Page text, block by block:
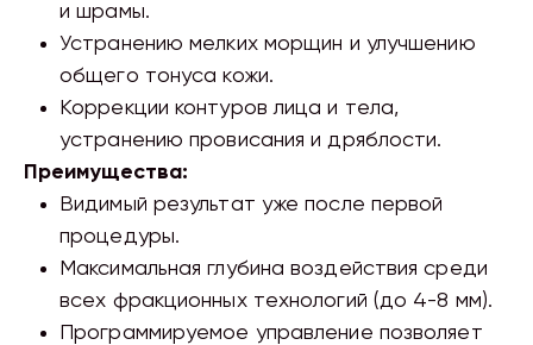
и шрамы.
Устранению мелких морщин и улучшению
общего тонуса кожи.
Коррекции контуров лица и тела,
устранению провисания и дряблости.
Преимущества:
Видимый результат уже после первой
процедуры.
Максимальная глубина воздействия среди
всех фракционных технологий (до 4-8 мм).
Программируемое управление позволяет